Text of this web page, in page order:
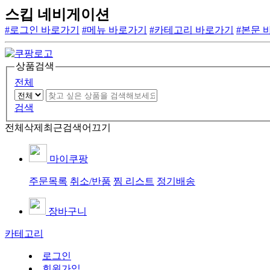
스킵 네비게이션
#로그인 바로가기 #메뉴 바로가기 #카테고리 바로가기 #본문
상품검색
전체
검색
전체삭제 최근검색어끄기
마이쿠팡
주문목록 취소/반품 찜 리스트 정기배송
장바구니
카테고리
로그인